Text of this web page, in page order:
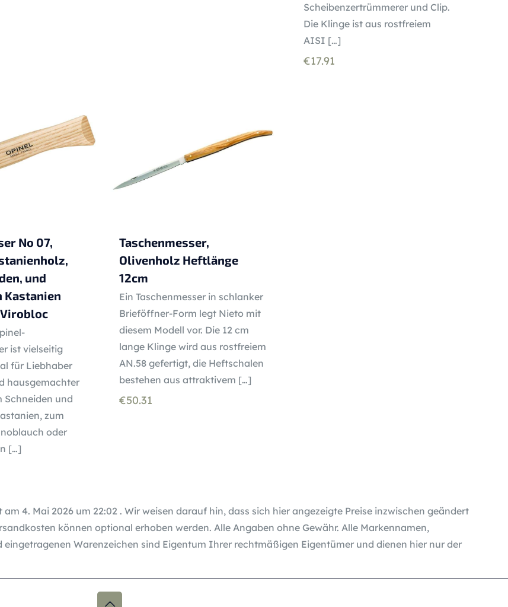
Scheibenzertrümmerer und Clip.
Die Klinge ist aus rostfreiem
AISI […]
€17.91
No 07,
und
Kastanien
ist vielseitig
für Liebhaber
hausgemachter
Schneiden und
zum
oder
[…]
Taschenmesser,
Olivenholz Heftlänge
12cm
Ein Taschenmesser in schlanker
Brieföffner-Form legt Nieto mit
diesem Modell vor. Die 12 cm
lange Klinge wird aus rostfreiem
AN.58 gefertigt, die Heftschalen
bestehen aus attraktivem […]
€50.31
4. Mai 2026 um 22:02 . Wir weisen darauf hin, dass sich hier angezeigte Preise inzwischen geändert
können optional erhoben werden. Alle Angaben ohne Gewähr. Alle Markennamen,
eingetragenen Warenzeichen sind Eigentum Ihrer rechtmäßigen Eigentümer und dienen hier nur der